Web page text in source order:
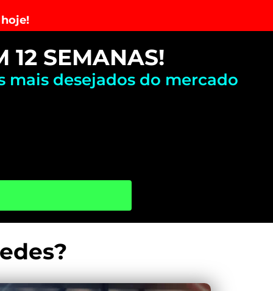
12 SEMANAS!
mais desejados do mercado